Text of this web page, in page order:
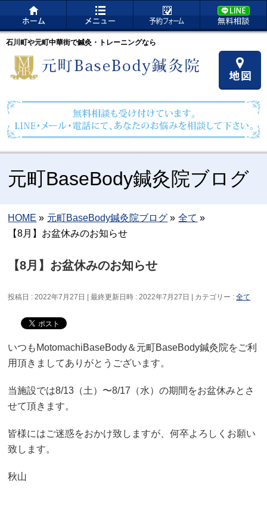
石川町や元町中華街で鍼灸・トレーニングなら
元町BaseBody鍼灸院ブログ
HOME » 元町BaseBody鍼灸院ブログ » 全て »
【8月】お盆休みのお知らせ
【8月】お盆休みのお知らせ
投稿日 : 2022年7月27日 最終更新日時 : 2022年7月27日 カテゴリー :全て
いつもMotomachiBaseBody＆元町BaseBody鍼灸院をご利
用頂きましてありがとうございます。
当施設では8/13（土）〜8/17（水）の期間をお盆休みとさ
せて頂きます。
皆様にはご迷惑をおかけ致しますが、何卒よろしくお願い
致します。
秋山